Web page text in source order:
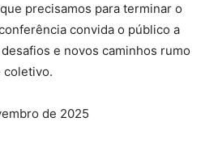
precisamos para terminar o
convida o público a
e novos caminhos rumo
coletivo.
de 2025